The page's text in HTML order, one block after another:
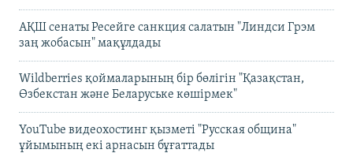
АҚШ сенаты Ресейге санкция салатын "Линдси Грэм
заң жобасын" мақұлдады
Wildberries қоймаларының бір бөлігін "Қазақстан,
Өзбекстан және Беларуське көшірмек"
YouTube видеохостинг қызметі "Русская община"
ұйымының екі арнасын бұғаттады